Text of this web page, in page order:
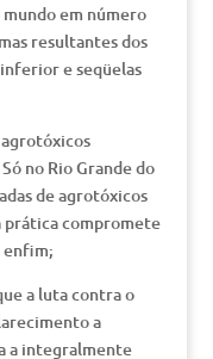
em número
resultantes dos
e seqüelas
no Rio Grande do
de agrotóxicos
prática compromete
enfim;
a luta contra o
a
a integralmente